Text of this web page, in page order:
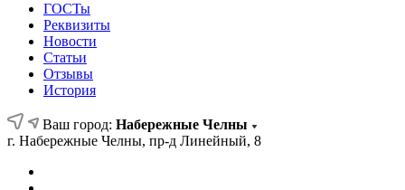
ГОСТы
Реквизиты
Новости
Статьи
Отзывы
История
Ваш город: Набережные Челны
г. Набережные Челны, пр-д Линейный, 8